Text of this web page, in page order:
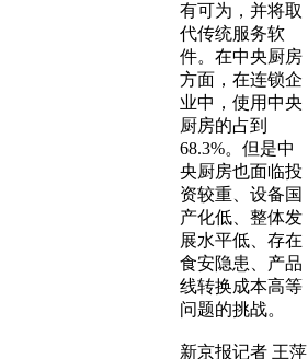
有可为，并将取
代传统服务软
件。在中央厨房
方面，在连锁企
业中，使用中央
厨房的占到
68.3%。但是中
央厨房也面临投
资较重、设备国
产化低、整体发
展水平低、存在
食安隐患、产品
线转换成本高等
问题的挑战。
新京报记者 王萍